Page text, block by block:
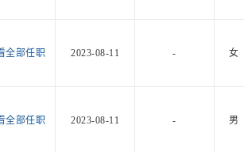
全部任职 2023-08-11 - 女
全部任职 2023-08-11 - 男